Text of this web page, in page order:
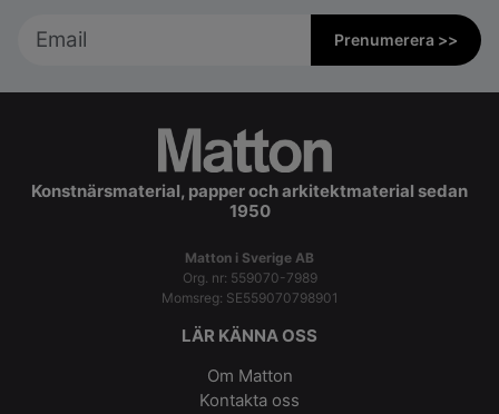
Prenumerera >>
Konstnärsmaterial, papper och arkitektmaterial sedan
1950
Matton i Sverige AB
Org. nr: 559070-7989
Momsreg: SE559070798901
LÄR KÄNNA OSS
Om Matton
Kontakta oss